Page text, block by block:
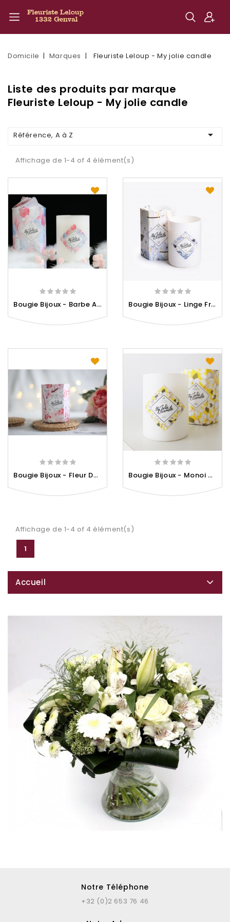
Domicile Marques Fleuriste Leloup - My jolie candle
Liste des produits par marque
Fleuriste Leloup - My jolie candle
Référence, A à Z 
Affichage de 1-4 of 4 élément(s)
B
Ougie Bijoux - Barbe A... B
Ougie Bijoux - Linge Frais...
B
Ougie Bijoux - Fleur De... B
Ougie Bijoux - Monoi De...
Affichage de 1-4 of 4 élément(s)
1
Accueil
Notre Téléphone
+32 (0)2 653 76 46